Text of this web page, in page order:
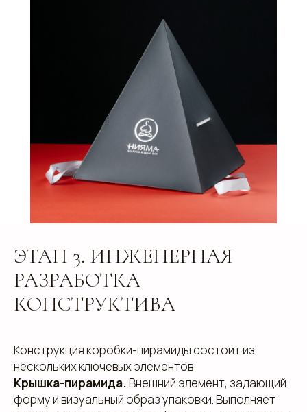
ЭТАП 3. ИНЖЕНЕРНАЯ
РАЗРАБОТКА
КОНСТРУКТИВА
Конструкция коробки-пирамиды состоит из
нескольких ключевых элементов:
Крышка-пирамида.Внешний элемент, задающий
форму и визуальный образ упаковки. Выполняет